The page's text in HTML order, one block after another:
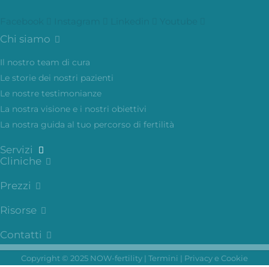
Chi siamo
Il nostro team di cura
Le storie dei nostri pazienti
Le nostre testimonianze
La nostra visione e i nostri obiettivi
La nostra guida al tuo percorso di fertilità
Servizi
Cliniche
Prezzi
Risorse
Contatti
Copyright © 2025 NOW-fertility | Termini | Privacy e Cookie